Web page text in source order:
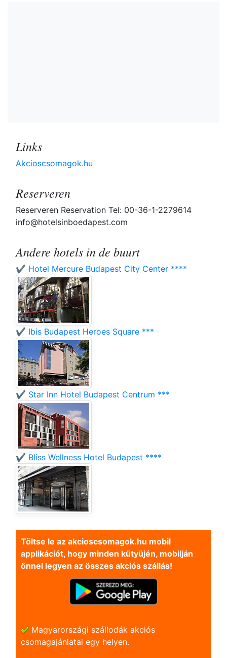
Links
Akcioscsomagok.hu
Reserveren
Reserveren Reservation Tel: 00-36-1-2279614
info@hotelsinboedapest.com
Andere hotels in de buurt
✔️ Hotel Mercure Budapest City Center ****
✔️ Ibis Budapest Heroes Square ***
✔️ Star Inn Hotel Budapest Centrum ***
✔️ Bliss Wellness Hotel Budapest ****
Töltse le az akcioscsomagok.hu mobil
applikációt, hogy minden kütyüjén, mobilján
önnel legyen az összes akciós szállás!
Magyarországi szállodák akciós
csomagajánlatai egy helyen.